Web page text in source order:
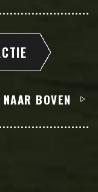
NAAR BOVEN